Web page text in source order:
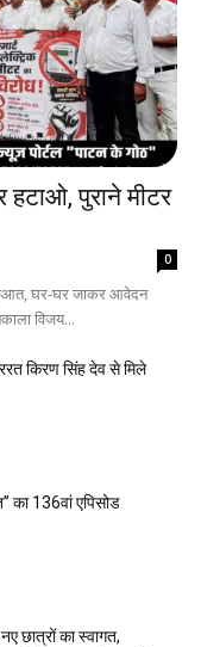
हटाओ, पुराने मीटर
0
घर-घर जाकर आवेदन
विजय...
किरण सिंह देव से मिले
का 136वां एपिसोड
छात्रों का स्वागत,